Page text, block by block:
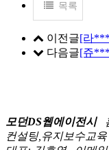
목록
이전글[라
다음글[쥬
모던DS웹에이전시
컨설팅,유지보수교육